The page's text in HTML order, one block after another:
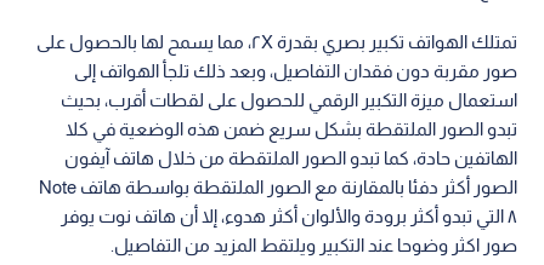
تمتلك الهواتف تكبير بصري بقدرة ٢X، مما يسمح لها بالحصول على
صور مقربة دون فقدان التفاصيل، وبعد ذلك تلجأ الهواتف إلى
استعمال ميزة التكبير الرقمي للحصول على لقطات أقرب، بحيث
تبدو الصور الملتقطة بشكل سريع ضمن هذه الوضعية في كلا
الهاتفين حادة، كما تبدو الصور الملتقطة من خلال هاتف آيفون
الصور أكثر دفئا بالمقارنة مع الصور الملتقطة بواسطة هاتف Note
٨ التي تبدو أكثر برودة والألوان أكثر هدوء، إلا أن هاتف نوت يوفر
صور اكثر وضوحا عند التكبير ويلتقط المزيد من التفاصيل.